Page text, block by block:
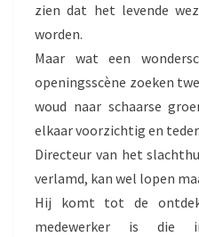
zien dat het levende
worden.
Maar wat een
openingsscène zoeken
woud naar schaarse
elkaar voorzichtig en teder.
Directeur van het
verlamd, kan wel lopen
Hij komt tot de
medewerker is die